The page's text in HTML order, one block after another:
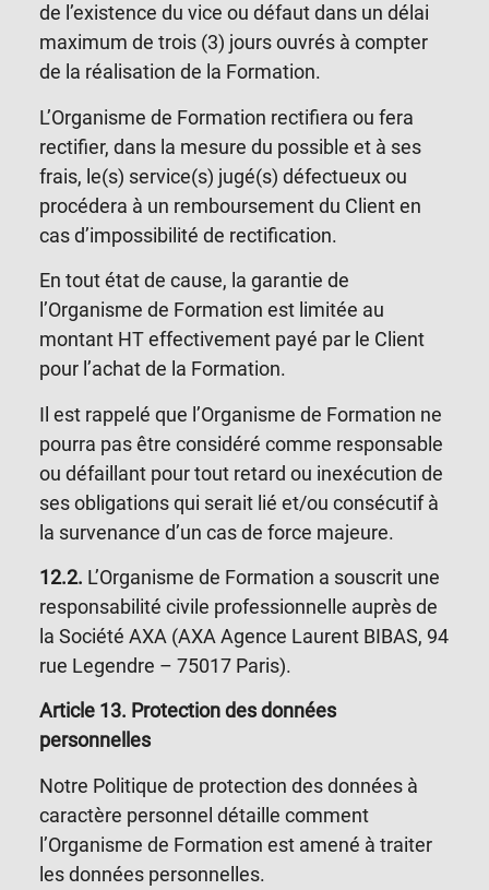
de l’existence du vice ou défaut dans un délai
maximum de trois (3) jours ouvrés à compter
de la réalisation de la Formation.
L’Organisme de Formation rectifiera ou fera
rectifier, dans la mesure du possible et à ses
frais, le(s) service(s) jugé(s) défectueux ou
procédera à un remboursement du Client en
cas d’impossibilité de rectification.
En tout état de cause, la garantie de
l’Organisme de Formation est limitée au
montant HT effectivement payé par le Client
pour l’achat de la Formation.
Il est rappelé que l’Organisme de Formation ne
pourra pas être considéré comme responsable
ou défaillant pour tout retard ou inexécution de
ses obligations qui serait lié et/ou consécutif à
la survenance d’un cas de force majeure.
12.2. L’Organisme de Formation a souscrit une
responsabilité civile professionnelle auprès de
la Société AXA (AXA Agence Laurent BIBAS, 94
rue Legendre – 75017 Paris).
Article 13. Protection des données
personnelles
Notre Politique de protection des données à
caractère personnel détaille comment
l’Organisme de Formation est amené à traiter
les données personnelles.